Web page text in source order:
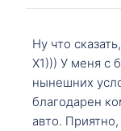
Ну что
X1))) У меня с
нынешних
благодарен
авто.